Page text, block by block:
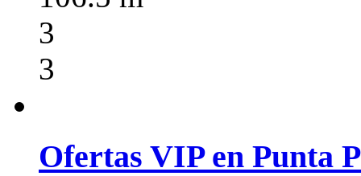
3
3
Ofertas VIP en Punta